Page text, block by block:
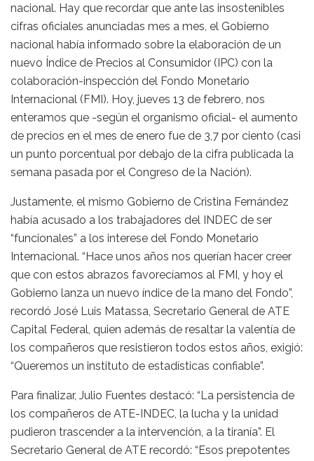
nacional. Hay que recordar que ante las insostenibles
cifras oficiales anunciadas mes a mes, el Gobierno
nacional había informado sobre la elaboración de un
nuevo Índice de Precios al Consumidor (IPC) con la
colaboración-inspección del Fondo Monetario
Internacional (FMI). Hoy, jueves 13 de febrero, nos
enteramos que -según el organismo oficial- el aumento
de precios en el mes de enero fue de 3,7 por ciento (casi
un punto porcentual por debajo de la cifra publicada la
semana pasada por el Congreso de la Nación).
Justamente, el mismo Gobierno de Cristina Fernández
había acusado a los trabajadores del INDEC de ser
“funcionales” a los interese del Fondo Monetario
Internacional. “Hace unos años nos querían hacer creer
que con estos abrazos favorecíamos al FMI, y hoy el
Gobierno lanza un nuevo índice de la mano del Fondo”,
recordó José Luis Matassa, Secretario General de ATE
Capital Federal, quien además de resaltar la valentía de
los compañeros que resistieron todos estos años, exigió:
“Queremos un instituto de estadísticas confiable”.
Para finalizar, Julio Fuentes destacó: “La persistencia de
los compañeros de ATE-INDEC, la lucha y la unidad
pudieron trascender a la intervención, a la tiranía”. El
Secretario General de ATE recordó: “Esos prepotentes